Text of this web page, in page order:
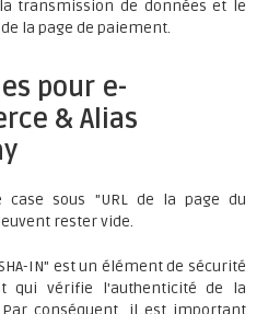
transmission de données et le
la page de paiement.
pour e-
& Alias
case sous "URL de la page du
rester vide.
IN" est un élément de sécurité
qui vérifie l'authenticité de la
conséquent, il est important